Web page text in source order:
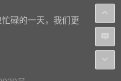
碌的一天，我们更